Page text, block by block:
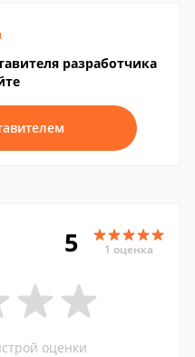
разработчика
5 1 оценка
оценки